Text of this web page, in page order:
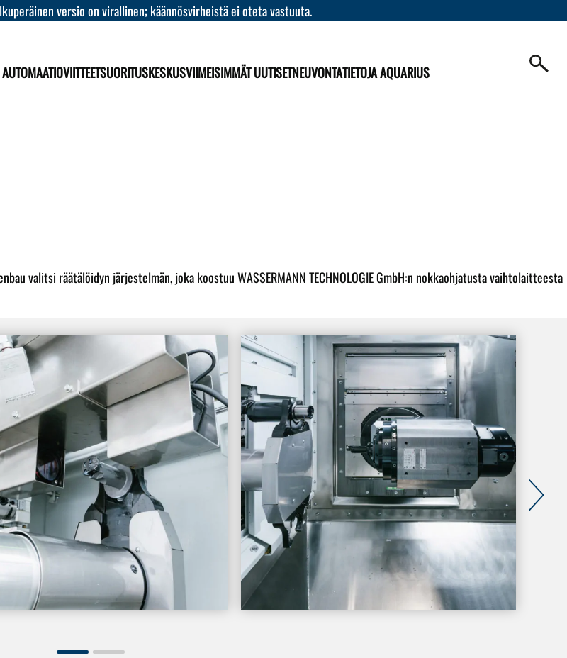
versio on virallinen; käännösvirheistä ei oteta vastuuta.
VIITTEETSUORITUSKESKUSVIIMEISIMMÄT UUTISETNEUVONTATIETOJA AQUARIUS
valitsi räätälöidyn järjestelmän, joka koostuu WASSERMANN TECHNOLOGIE GmbH:n nokkaohjatusta vaihtolaitteesta